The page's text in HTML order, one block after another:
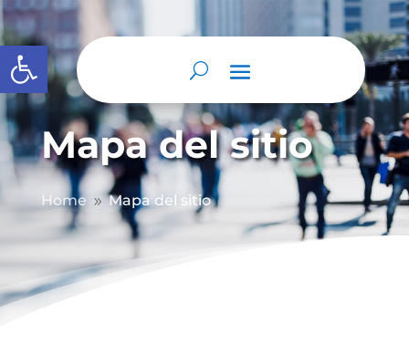
Abrir barra de herramientas
Mapa del sitio
Home 9 Mapa del sitio